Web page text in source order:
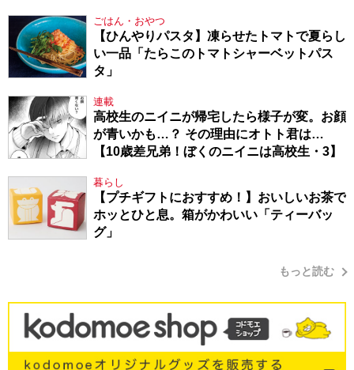
ごはん・おやつ
【ひんやりパスタ】凍らせたトマトで夏らし
い一品「たらこのトマトシャーベットパス
タ」
連載
高校生のニイニが帰宅したら様子が変。お顔
が青いかも…？ その理由にオトト君は…
【10歳差兄弟！ぼくのニイニは高校生・3】
暮らし
【プチギフトにおすすめ！】おいしいお茶で
ホッとひと息。箱がかわいい「ティーバッ
グ」
もっと読む